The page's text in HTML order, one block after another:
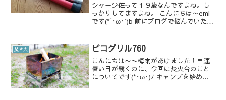
シャー少佐って１９歳なんですよね。し
っかりしてますよね。 こんにちは〜emi
です(*´･ω･`)b 前にブログで悩んでいた赤
ルドア）のポールとMSRのポールを買...
焚き火 ピコグリル760
こんにちは〜〜梅雨があけました！早速
暑い日が続くのに、今回は焚火台のこと
についてです(*･ω･)ﾉ キャンプを始めた